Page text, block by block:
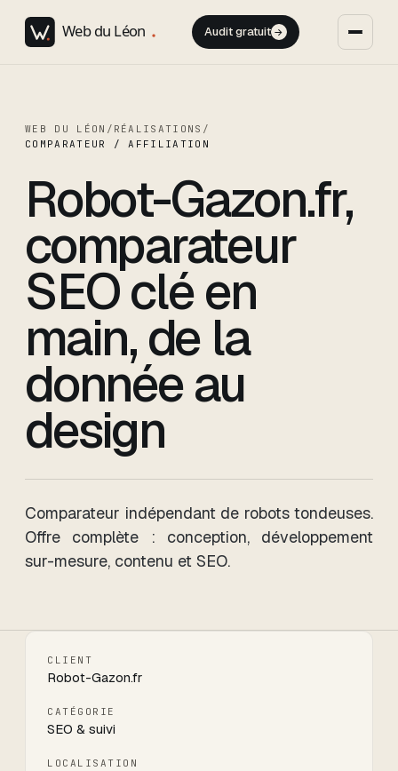
Audit gratuit →
WEB DU LÉON / RÉALISATIONS /
COMPARATEUR / AFFILIATION
Robot-Gazon.fr,
comparateur
SEO clé en
main, de la
donnée au
design
Comparateur indépendant de robots tondeuses.
Offre complète : conception, développement
sur-mesure, contenu et SEO.
CLIENT
Robot-Gazon.fr
CATÉGORIE
SEO & suivi
LOCALISATION